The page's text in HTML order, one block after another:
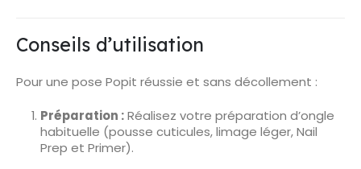
Conseils d’utilisation
Pour une pose Popit réussie et sans décollement :
Préparation :Réalisez votre préparation d’ongle
habituelle (pousse cuticules, limage léger, Nail
Prep et Primer).